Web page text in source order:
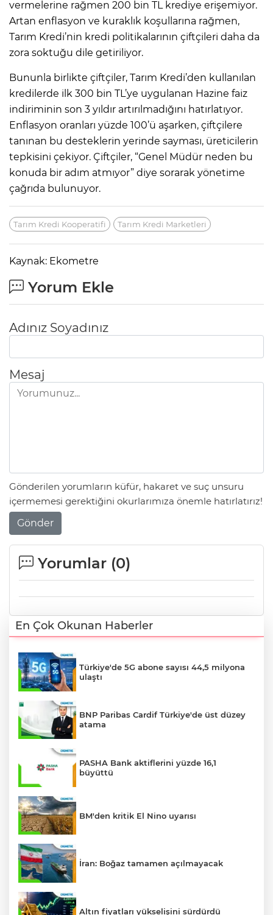
vermelerine rağmen 200 bin TL krediye erişemiyor.
Artan enflasyon ve kuraklık koşullarına rağmen,
Tarım Kredi’nin kredi politikalarının çiftçileri daha da
zora soktuğu dile getiriliyor.
Bununla birlikte çiftçiler, Tarım Kredi’den kullanılan
kredilerde ilk 300 bin TL’ye uygulanan Hazine faiz
indiriminin son 3 yıldır artırılmadığını hatırlatıyor.
Enflasyon oranları yüzde 100’ü aşarken, çiftçilere
tanınan bu desteklerin yerinde sayması, üreticilerin
tepkisini çekiyor. Çiftçiler, “Genel Müdür neden bu
konuda bir adım atmıyor” diye sorarak yönetime
çağrıda bulunuyor.
Tarım Kredi Kooperatifi Tarım Kredi Marketleri
Kaynak: Ekometre
Yorum Ekle
Adınız Soyadınız
Mesaj
Gönderilen yorumların küfür, hakaret ve suç unsuru
içermemesi gerektiğini okurlarımıza önemle hatırlatırız!
Gönder
Yorumlar (0)
En Çok Okunan Haberler
Türkiye'de 5G abone sayısı 44,5 milyona
ulaştı
BNP Paribas Cardif Türkiye'de üst düzey
atama
PASHA Bank aktiflerini yüzde 16,1
büyüttü
BM'den kritik El Nino uyarısı
İran: Boğaz tamamen açılmayacak
Altın fiyatları yükselişini sürdürdü